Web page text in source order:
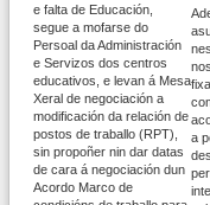
e falta de Educación,
segue a mofarse do
Persoal da Administración
e Servizos dos centros
educativos, e levan á Mesa
Xeral de negociación a
modificación da relación de
postos de traballo (RPT),
sin propoñer nin dar datas
de cara á negociación dun
Acordo Marco de
a